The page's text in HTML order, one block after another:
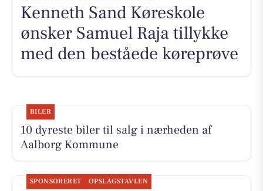
Kenneth Sand Køreskole
ønsker Samuel Raja tillykke
med den beståede køreprøve
BILER
10 dyreste biler til salg i nærheden af
Aalborg Kommune
SPONSORERET OPSLAGSTAVLEN